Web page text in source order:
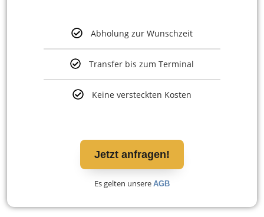
Abholung zur Wunschzeit
Transfer bis zum Terminal
Keine versteckten Kosten
Jetzt anfragen!
Es gelten unsere AGB